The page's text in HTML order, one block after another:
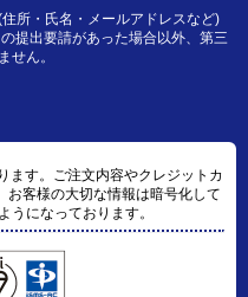
所・氏名・メールアドレスなど)
提出要請があった場合以外、第三
せん。
ます。ご注文内容やクレジットカ
お客様の大切な情報は暗号化して
うになっております。